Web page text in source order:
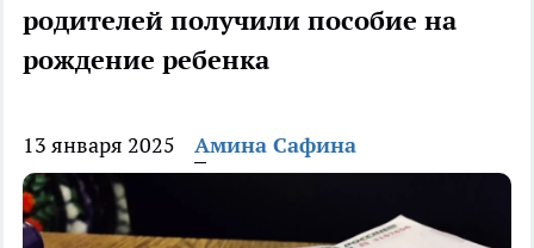
родителей получили пособие на
рождение ребенка
13 января 2025 Амина Сафина